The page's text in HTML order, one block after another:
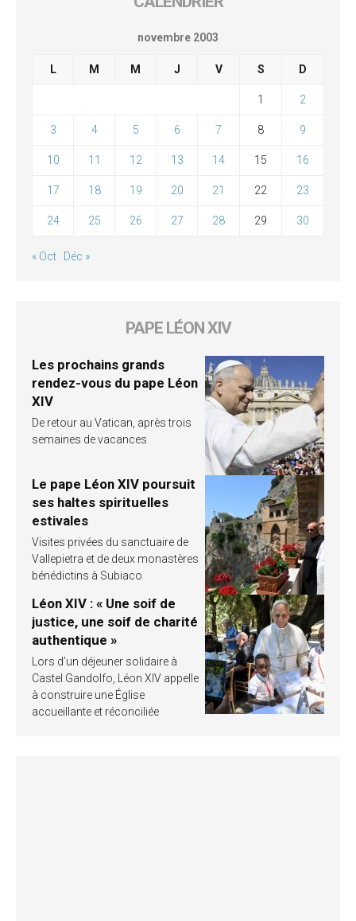
novembre 2003
L M M J V S D
1 2
3 4 5 6 7 8 9
10 11 12 13 14 15 16
17 18 19 20 21 22 23
24 25 26 27 28 29 30
« Oct Déc »
PAPE LÉON XIV
Les prochains grands
rendez-vous du pape Léon
XIV
De retour au Vatican, après trois
semaines de vacances
Le pape Léon XIV poursuit
ses haltes spirituelles
estivales
Visites privées du sanctuaire de
Vallepietra et de deux monastères
bénédictins à Subiaco
Léon XIV : « Une soif de
justice, une soif de charité
authentique »
Lors d’un déjeuner solidaire à
Castel Gandolfo, Léon XIV appelle
à construire une Église
accueillante et réconciliée